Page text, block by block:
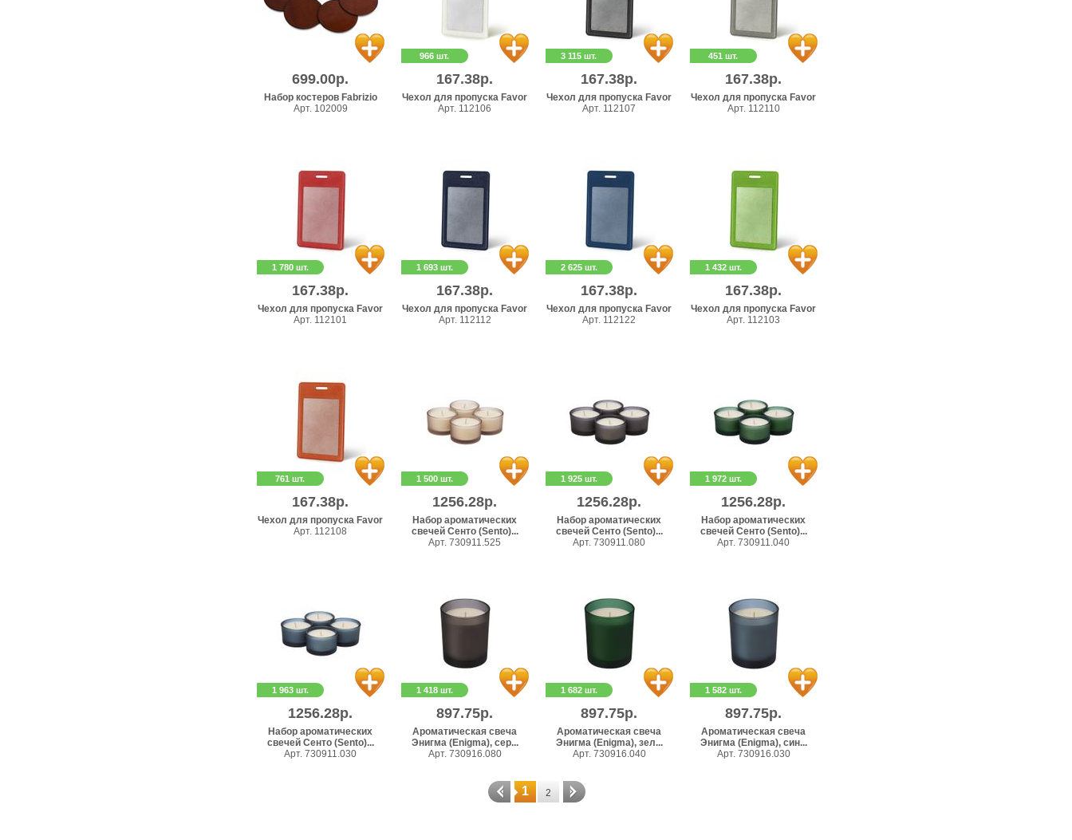
699.00р.
Набор костеров Fabrizio
Арт. 102009
966 шт.
167.38р.
Чехол для пропуска Favor
Арт. 112106
3 115 шт.
167.38р.
Чехол для пропуска Favor
Арт. 112107
451 шт.
167.38р.
Чехол для пропуска Favor
Арт. 112110
1 780 шт.
167.38р.
Чехол для пропуска Favor
Арт. 112101
1 693 шт.
167.38р.
Чехол для пропуска Favor
Арт. 112112
2 625 шт.
167.38р.
Чехол для пропуска Favor
Арт. 112122
1 432 шт.
167.38р.
Чехол для пропуска Favor
Арт. 112103
761 шт.
167.38р.
Чехол для пропуска Favor
Арт. 112108
1 500 шт.
1256.28р.
Набор ароматических
свечей Сенто (Sento)...
Арт. 730911.525
1 925 шт.
1256.28р.
Набор ароматических
свечей Сенто (Sento)...
Арт. 730911.080
1 972 шт.
1256.28р.
Набор ароматических
свечей Сенто (Sento)...
Арт. 730911.040
1 963 шт.
1256.28р.
Набор ароматических
свечей Сенто (Sento)...
Арт. 730911.030
1 418 шт.
897.75р.
Ароматическая свеча
Энигма (Enigma), сер...
Арт. 730916.080
1 682 шт.
897.75р.
Ароматическая свеча
Энигма (Enigma), зел...
Арт. 730916.040
1 582 шт.
897.75р.
Ароматическая свеча
Энигма (Enigma), син...
Арт. 730916.030
1 2